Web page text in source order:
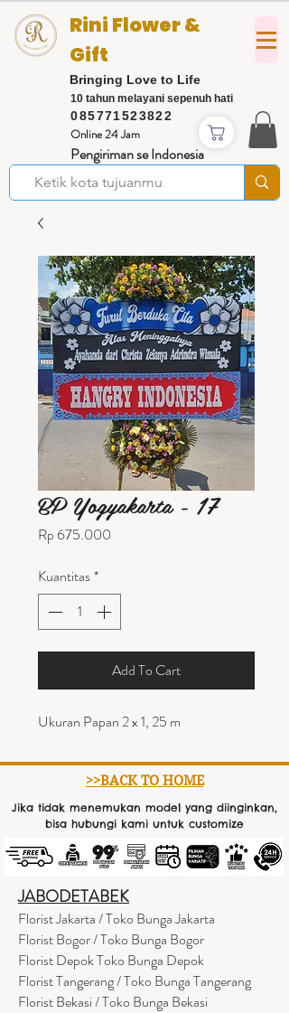
085771523822
Rini Flower &
Gift
Bringing Love to Life
Online 24 Jam
Pengiriman se Indonesia
10 tahun melayani sepenuh hati
BP Yogyakarta - 17
Rp 675.000
Kuantitas*
Add To Cart
Ukuran Papan 2 x 1, 25 m
>>BACK TO HOME
Jika tidak menemukan model yang diinginkan,
bisa hubungi kami untuk customize
JABODETABEK
Florist Jakarta / Toko Bunga Jakarta
Florist Bogor / Toko Bunga Bogor
Florist Depok Toko Bunga Depok
Florist Tangerang / Toko Bunga Tangerang
Florist Bekasi / Toko Bunga Bekasi